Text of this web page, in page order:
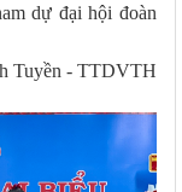
dự đại hội đoàn
Tuyền - TTDVTH